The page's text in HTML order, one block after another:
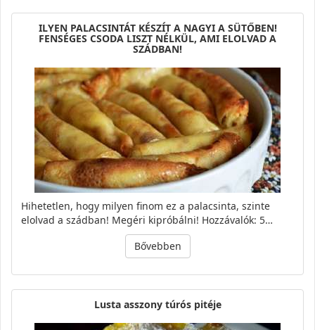
ILYEN PALACSINTÁT KÉSZÍT A NAGYI A SÜTŐBEN!
FENSÉGES CSODA LISZT NÉLKÜL, AMI ELOLVAD A
SZÁDBAN!
Hihetetlen, hogy milyen finom ez a palacsinta, szinte
elolvad a szádban! Megéri kipróbálni! Hozzávalók: 5…
Bővebben
Lusta asszony túrós pitéje